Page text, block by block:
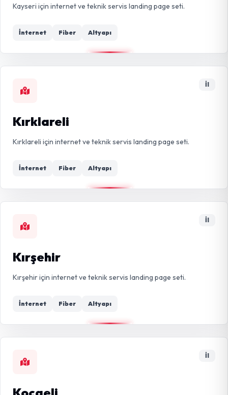
Kayseri için internet ve teknik servis landing page seti.
İnternet Fiber Altyapı
İl
Kırklareli
Kırklareli için internet ve teknik servis landing page seti.
İnternet Fiber Altyapı
İl
Kırşehir
Kırşehir için internet ve teknik servis landing page seti.
İnternet Fiber Altyapı
İl